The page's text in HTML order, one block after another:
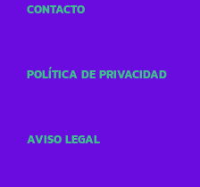
CONTACTO
POLÍTICA DE PRIVACIDAD
AVISO LEGAL